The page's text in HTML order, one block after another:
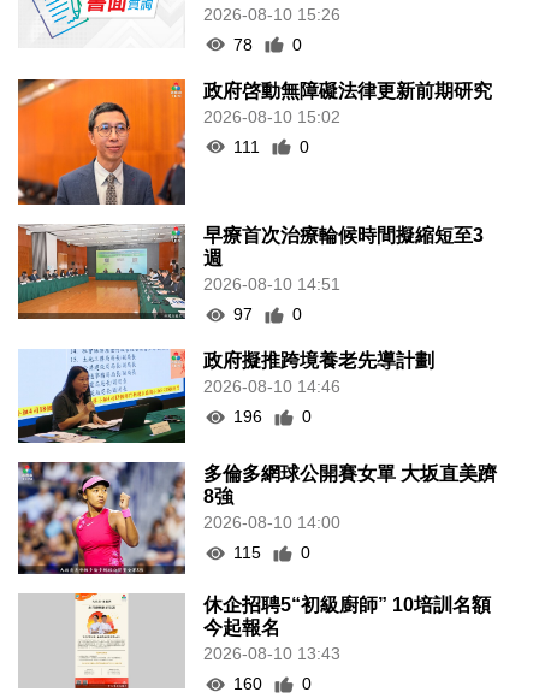
2026-08-10 15:26
78
0
政府啓動無障礙法律更新前期研究
2026-08-10 15:02
111
0
早療首次治療輪候時間擬縮短至3
週
2026-08-10 14:51
97
0
政府擬推跨境養老先導計劃
2026-08-10 14:46
196
0
多倫多網球公開賽女單 大坂直美躋
8強
2026-08-10 14:00
115
0
休企招聘5“初級廚師” 10培訓名額
今起報名
2026-08-10 13:43
160
0